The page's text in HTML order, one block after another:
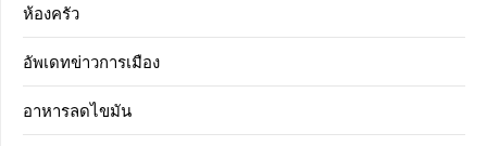
ห้องครัว
อัพเดทข่าวการเมือง
อาหารลดไขมัน